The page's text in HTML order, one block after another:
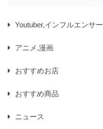
Youtuber,インフルエンサー
アニメ,漫画
おすすめお店
おすすめ商品
ニュース